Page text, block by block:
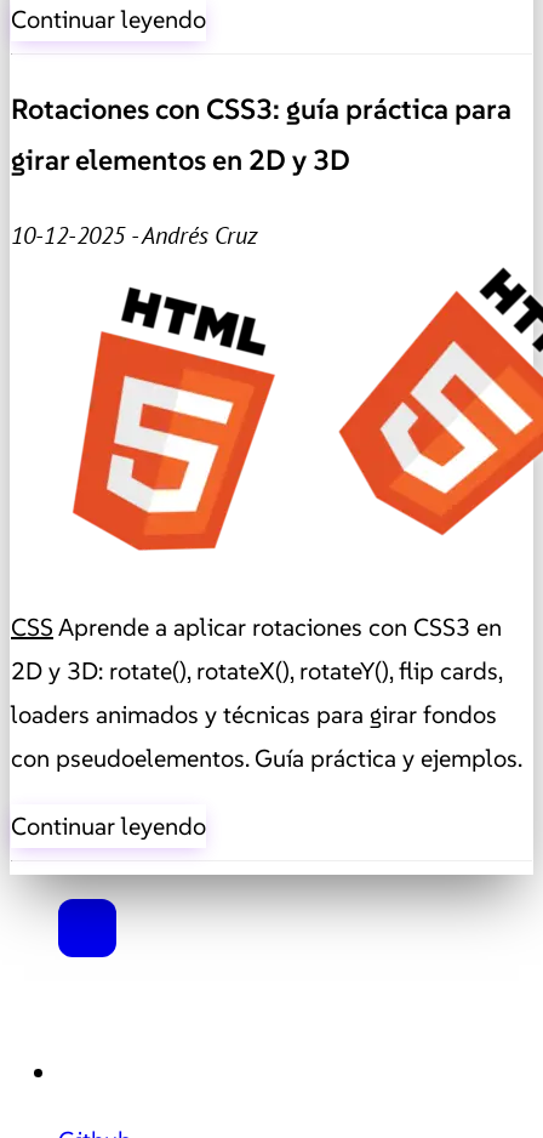
Continuar leyendo
Rotaciones con CSS3: guía práctica para
girar elementos en 2D y 3D
10-12-2025 - Andrés Cruz
CSSAprende a aplicar rotaciones con CSS3 en
2D y 3D: rotate(), rotateX(), rotateY(), flip cards,
loaders animados y técnicas para girar fondos
con pseudoelementos. Guía práctica y ejemplos.
Continuar leyendo